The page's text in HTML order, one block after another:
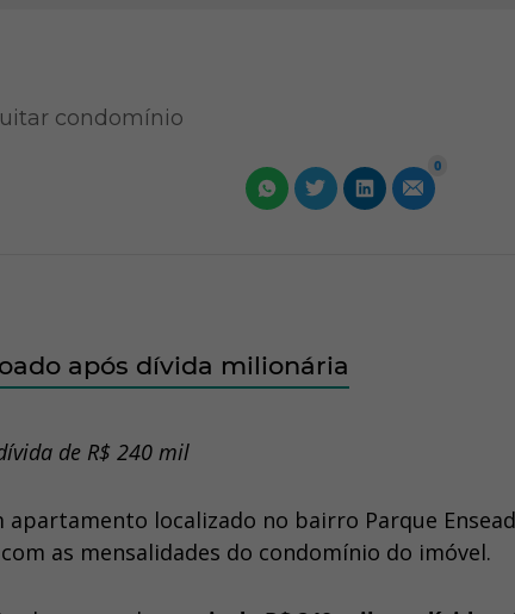
condomínio
0
após dívida milionária
de R$ 240 mil
localizado no bairro Parque
as mensalidades do condomínio do imóvel.